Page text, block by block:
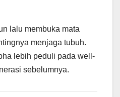
lalu membuka mata
menjaga tubuh.
lebih peduli pada well-
sebelumnya.